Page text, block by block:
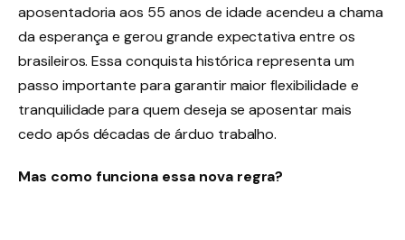
aposentadoria aos 55 anos de idade acendeu a chama
da esperança e gerou grande expectativa entre os
brasileiros. Essa conquista histórica representa um
passo importante para garantir maior flexibilidade e
tranquilidade para quem deseja se aposentar mais
cedo após décadas de árduo trabalho.
Mas como funciona essa nova regra?